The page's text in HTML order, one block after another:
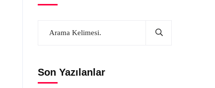
Son Yazılanlar